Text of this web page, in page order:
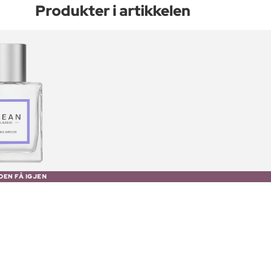
Produkter i artikkelen
FÅ IGJEN